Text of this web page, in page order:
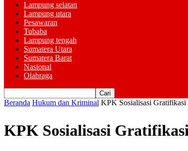
Lampung selatan
Lampung utara
Pesawaran
Tubaba
Lampung tengah
Sumatera Utara
Sumatera Barat
Nasional
Olahraga
Beranda Hukum dan Kriminal KPK Sosialisasi
KPK Sosialisasi